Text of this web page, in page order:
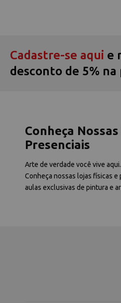
Cadastre-se aqui e
desconto de 5%
Conheça
Presenciais
Arte de verdade você vive aqui.
Conheça nossas lojas físicas e
aulas exclusivas de pintura e